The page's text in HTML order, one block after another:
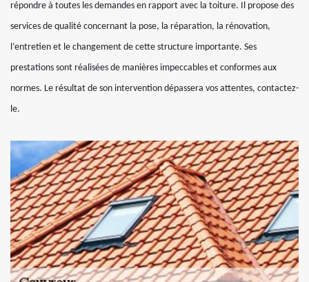
répondre à toutes les demandes en rapport avec la toiture. Il propose des
services de qualité concernant la pose, la réparation, la rénovation,
l’entretien et le changement de cette structure importante. Ses
prestations sont réalisées de manières impeccables et conformes aux
normes. Le résultat de son intervention dépassera vos attentes, contactez-
le.